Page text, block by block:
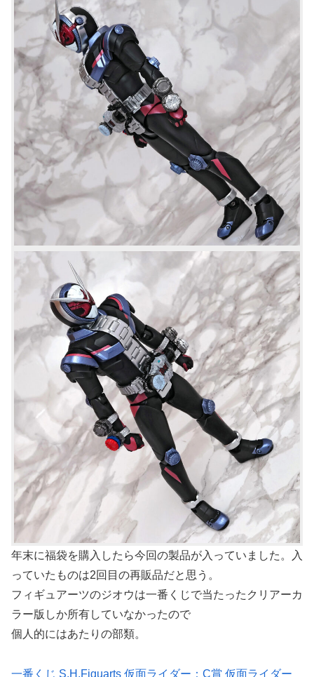
年末に福袋を購入したら今回の製品が入っていました。入
っていたものは2回目の再販品だと思う。
フィギュアーツのジオウは一番くじで当たったクリアーカ
ラー版しか所有していなかったので
個人的にはあたりの部類。
一番くじ S.H.Figuarts 仮面ライダー：C賞 仮面ライダー